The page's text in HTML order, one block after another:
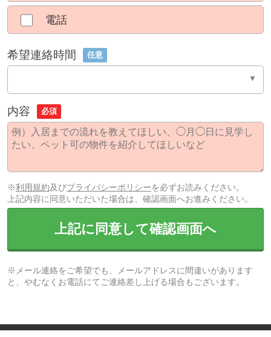
電話
希望連絡時間 任意
内容 必須
※利用規約及びプライバシーポリシーを必ずお読みください。
上記内容に同意いただいた場合は、確認画面へお進みください。
上記に同意して確認画面へ
※メール連絡をご希望でも、メールアドレスに間違いがあります
と、やむなくお電話にてご連絡差し上げる場合もございます。